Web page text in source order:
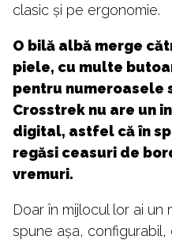
clasic și pe ergonomie.
O bilă albă merge
piele, cu multe
pentru numeroasele
Crosstrek nu are un
digital, astfel că în
regăsi ceasuri de
vremuri.
Doar în mijlocul lor ai
spune așa,